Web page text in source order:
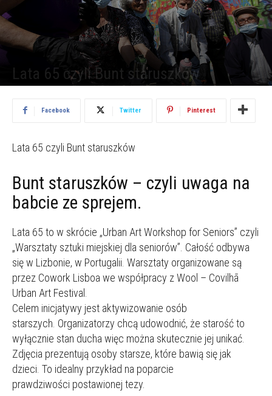
Lata 65 czyli Bunt staruszków
Facebook Twitter Pinterest
Lata 65 czyli Bunt staruszków
Bunt staruszków – czyli uwaga na
babcie ze sprejem.
Lata 65 to w skrócie „Urban Art Workshop for Seniors” czyli
„Warsztaty sztuki miejskiej dla seniorów”. Całość odbywa
się w Lizbonie, w Portugalii. Warsztaty organizowane są
przez Cowork Lisboa we współpracy z Wool – Covilhã
Urban Art Festival.
Celem inicjatywy jest aktywizowanie osób
starszych. Organizatorzy chcą udowodnić, że starość to
wyłącznie stan ducha więc można skutecznie jej unikać.
Zdjęcia prezentują osoby starsze, które bawią się jak
dzieci. To idealny przykład na poparcie
prawdziwości postawionej tezy.